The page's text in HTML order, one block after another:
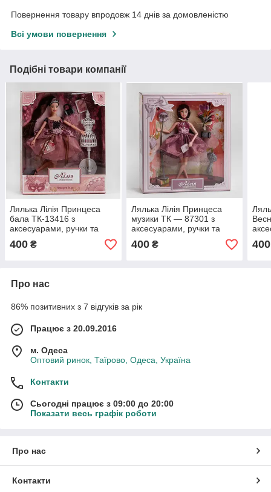
Повернення товару впродовж 14 днів за домовленістю
Всі умови повернення
Подібні товари компанії
Лялька Лілія Принцеса
бала ТК-13416 з
аксесуарами, ручки та
ніжки згинаються
400 ₴
Лялька Лілія Принцеса
музики ТК — 87301 з
аксесуарами, ручки та
ніжки згинаються
400₴ 400
Про нас
86% позитивних з 7 відгуків за рік
Працює з 20.09.2016
м. Одеса
Оптовий ринок, Таїрово, Одеса, Україна
Контакти
Сьогодні працює з 09:00 до 20:00
Показати весь графік роботи
Про нас
Контакти